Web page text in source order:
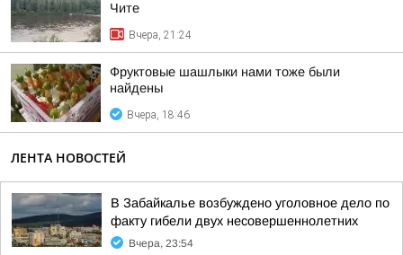
Чите
Вчера, 21:24
Фруктовые шашлыки нами тоже были
найдены
Вчера, 18:46
ЛЕНТА НОВОСТЕЙ
В Забайкалье возбуждено уголовное дело по
факту гибели двух несовершеннолетних
Вчера, 23:54